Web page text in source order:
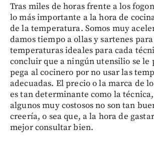
Tras miles de horas frente a los
lo más importante a la hora de
de la temperatura. Somos muy
damos tiempo a ollas y sartenes
temperaturas ideales para cada
concluir que a ningún utensilio se le
pega al cocinero por no usar las
adecuadas. El precio o la marca de
es tan determinante como la
algunos muy costosos no son tan
creería, o sea que, a la hora de
mejor consultar bien.